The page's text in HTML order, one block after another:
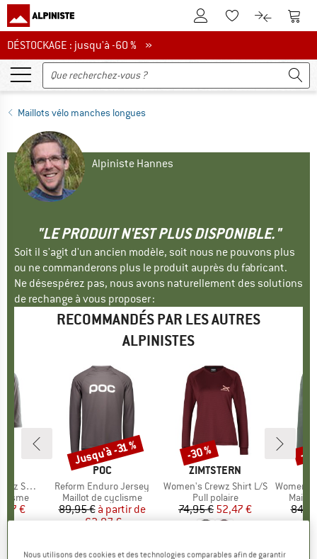
Vers le compte client
Vers la liste
Vers le
DÉSTOCKAGE : jusqu'à -60 %
DÉSTOCKAGE : jusqu'à -60 % »
Maillots vélo manches longues
Alpiniste Hannes
"LE PRODUIT N'EST PLUS DISPONIBLE."
Soit il s'agit d'un ancien modèle, soit nous ne pouvons plus
ou ne commanderons plus le produit auprès du fabricant.
Ne désespérez pas, nous avons naturellement des solutions
de rechange à vous proposer :
RECOMMANDÉS PAR LES AUTRES
ALPINISTES
3/4
réduit
€
MARQUE
POC
Article
Reform Enduro Jersey
Product group
Maillot de cyclisme
Prix
89,95 € Prix réduit
à partir de
62,07 €
Remise
Jusqu'à -31 %
MARQUE
ZIMTSTERN
Article
Women's Crewz Shirt L/S
Product group
Pull polaire
Prix
74,95 € Prix réduit
52,47 €
Remise
-30 %
Article
Women's
-
Nous utilisons des cookies et des technologies comparables afin de garantir